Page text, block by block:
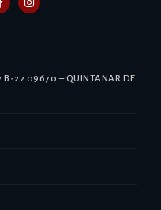
B-22 09670 – QUINTANAR DE